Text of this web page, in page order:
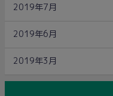
2019年7月
2019年6月
2019年3月